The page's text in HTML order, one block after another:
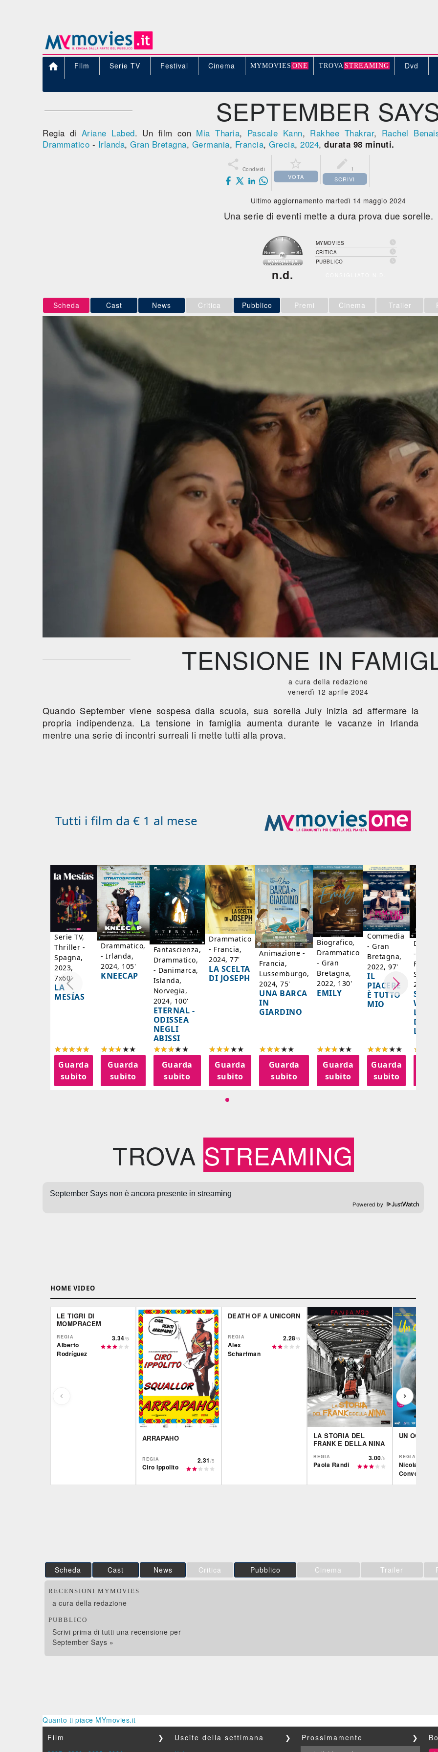
 Film Serie TV Festival Cinema MYMOVIE S ONE TROVA STREAMING Dvd
SEPTEMBER
Regia di Ariane Labed. Un film con Mia Tharia, Pascale Kann, Rakhee Thakrar, Rachel
Drammatico - Irlanda, Gran Bretagna, Germania, Francia, Grecia, 2024, durata 98 minuti.
 Condividi 
VOTA
 1
SCRIVI
Ultimo aggiornamento martedì 14 maggio 2024
Una serie di eventi mette a dura prova due sorelle.
n.d.
MYMOVIES 
CRITICA 
PUBBLICO 
Scheda Cast News Critica Pubblico Premi Cinema Trailer
TENSIONE IN
a cura della redazione
venerdì 12 aprile 2024
Quando September viene sospesa dalla scuola, sua sorella July inizia ad affermare la
propria indipendenza. La tensione in famiglia aumenta durante le vacanze in Irlanda
mentre una serie di incontri surreali li mette tutti alla prova.
Tutti i film da € 1 al mese
Serie TV,
Thriller -
Spagna,
2023,
7x60'
LA
MESÍAS
Guarda
subito
Drammatico,
- Irlanda,
2024, 105'
KNEECAP
Guarda
subito
Fantascienza,
Drammatico,
- Danimarca,
Islanda,
Norvegia,
2024, 100'
ETERNAL -
ODISSEA
NEGLI
ABISSI
Guarda
subito
Drammatico
- Francia,
2024, 77'
LA SCELTA
DI JOSEPH
Guarda
subito
Animazione -
Francia,
Lussemburgo,
2024, 75'
UNA BARCA
IN
GIARDINO
Guarda
subito
Biografico,
Drammatico
- Gran
Bretagna,
2022, 130'
EMILY
Guarda
subito
Commedia
- Gran
Bretagna,
2022, 97'
IL
PIACERE
È TUTTO
MIO
Guarda
subito
-
Francia,
2024,
SPIRIT
LA
DELLE
TROVA STREAMING
Powered by
HOME VIDEO
LE TIGRI DI
MOMPRACEM
REGIA
Alberto
Rodríguez
3.34/5
ARRAPAHO
REGIA
Ciro Ippolito
2.31 /5
DEATH OF A UNICORN
REGIA
Alex
Scharfman
2.28/5
LA STORIA DEL
FRANK E DELLA NINA
REGIA
Paola Randi
3.00/5
UN OGGI
REGIA
Nicola
Conversa
Scheda Cast News Critica Pubblico Cinema Trailer
RECENSIONI MYMOVIES
a cura della redazione
PUBBLICO
Scrivi prima di tutti una recensione per
September Says »
Quanto ti piace MYmovies.it
Film
❯ Uscite della settimana ❯ Prossimamente ❯